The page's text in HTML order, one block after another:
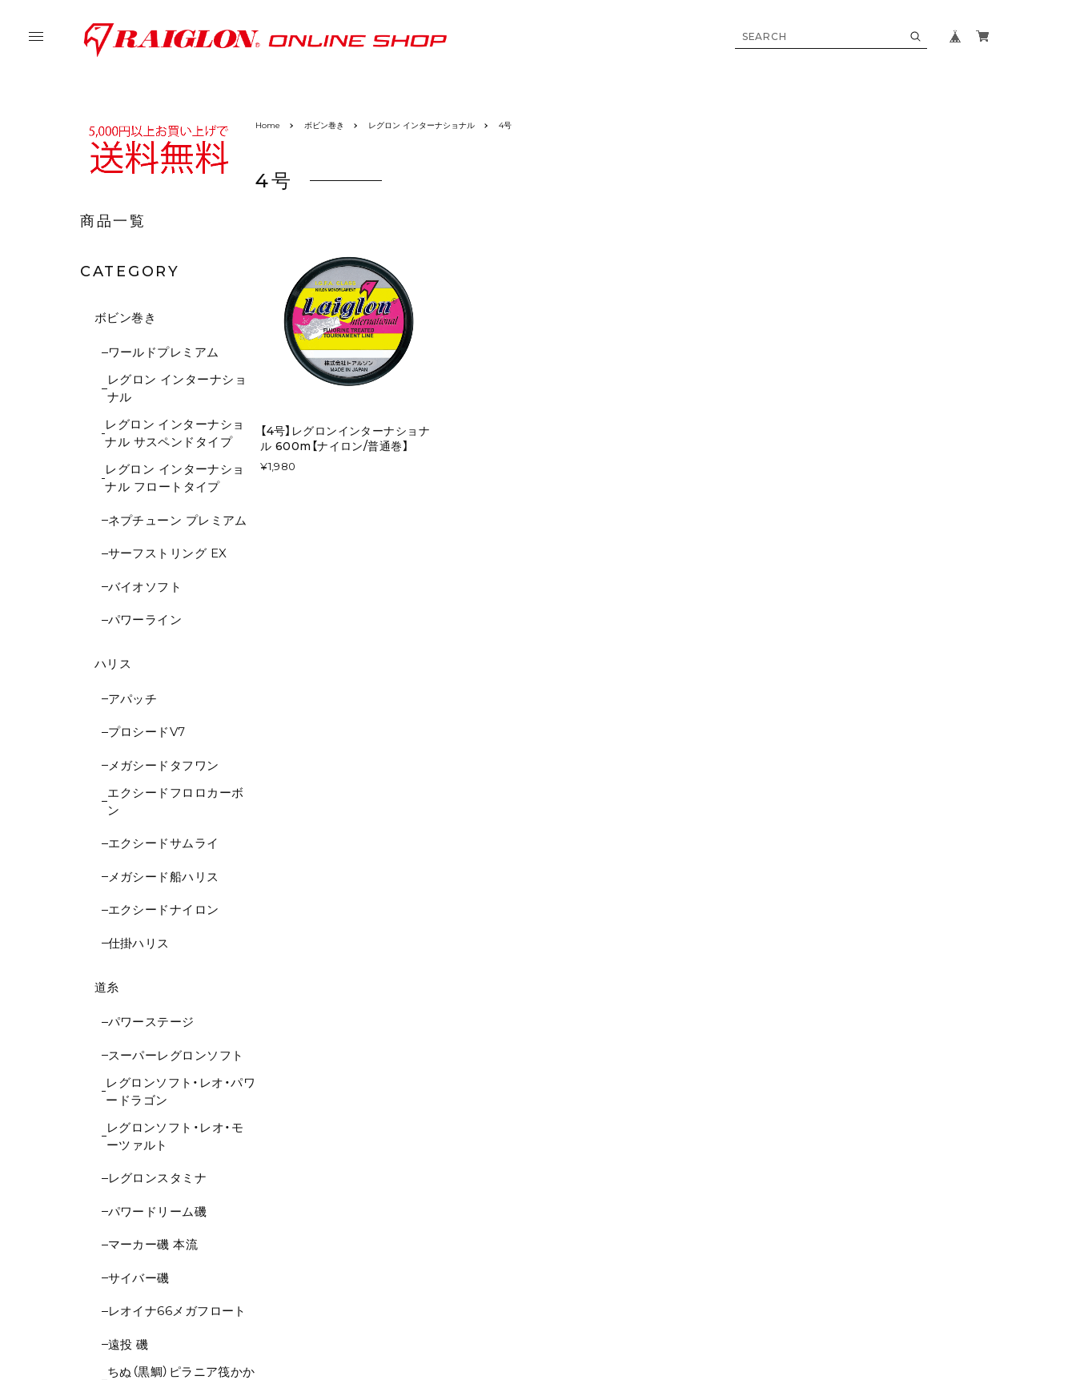
商品一覧
CATEGORY
ボビン巻き
ワールドプレミアム
レグロン インターナショ
ナル
レグロン インターナショ
ナル サスペンドタイプ
レグロン インターナショ
ナル フロートタイプ
ネプチューン プレミアム
サーフストリング EX
バイオソフト
パワーライン
ハリス
アパッチ
プロシードV7
メガシードタフワン
エクシードフロロカーボ
ン
エクシードサムライ
メガシード船ハリス
エクシードナイロン
仕掛ハリス
道糸
パワーステージ
スーパーレグロンソフト
レグロンソフト・レオ・パワ
ードラゴン
レグロンソフト・レオ・モ
ーツァルト
レグロンスタミナ
パワードリーム磯
マーカー磯 本流
サイバー磯
レオイナ66メガフロート
遠投 磯
ちぬ（黒鯛）ピラニア筏かか
Home ボビン巻き レグロン インターナショナル 4号
4号
【4号】レグロンインターナショナ
ル 600m【ナイロン/普通巻】
¥1,980